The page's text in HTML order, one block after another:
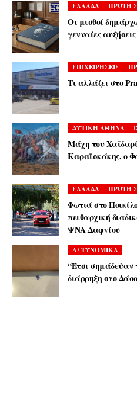
ΕΛΛΑΔΑ ΠΡΩΤΗ
Οι μισθοί
γενναίες
ΕΠΙΧΕΙΡΗΣΕΙΣ
Τι αλλάζει στο
ΔΥΤΙΚΗ ΑΘΗΝΑ
Μάχη του
Καραϊσκάκης, ο
ΕΛΛΑΔΑ ΠΡΩΤΗ
Φωτιά στο
πειθαρχική
ΨΝΑ Δαφνίου
ΑΣΤΥΝΟΜΙΚΑ
“Έτσι σημάδεψαν
διάρρηξη στο